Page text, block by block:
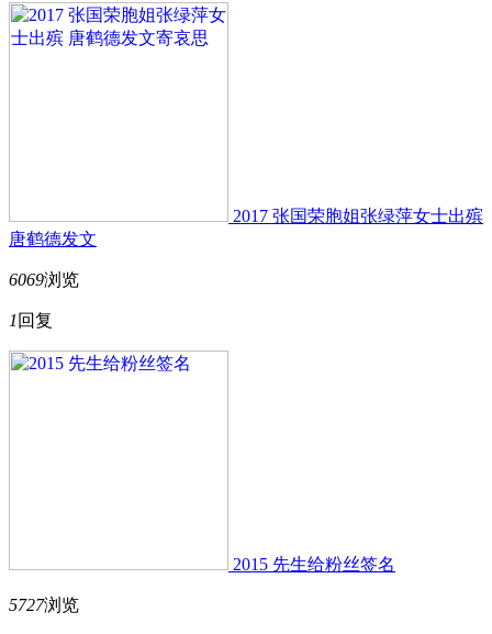
2017 张国荣胞姐张绿萍女士出殡
唐鹤德发文
6069浏览
1 回复
2015 先生给粉丝签名
5727浏览